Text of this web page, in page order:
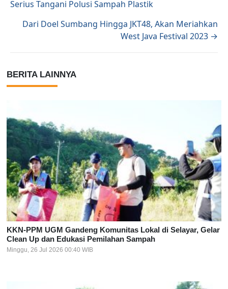
Serius Tangani Polusi Sampah Plastik
Dari Doel Sumbang Hingga JKT48, Akan Meriahkan
West Java Festival 2023 →
BERITA LAINNYA
KKN-PPM UGM Gandeng Komunitas Lokal di Selayar, Gelar
Clean Up dan Edukasi Pemilahan Sampah
Minggu, 26 Jul 2026 00:40 WIB